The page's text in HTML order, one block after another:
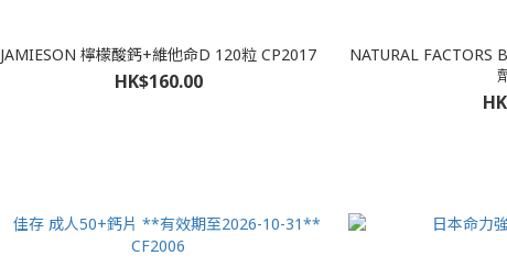
JAMIESON 檸檬酸鈣+維他命D 120粒 CP2017
HK$160.00
NATURAL FACTORS